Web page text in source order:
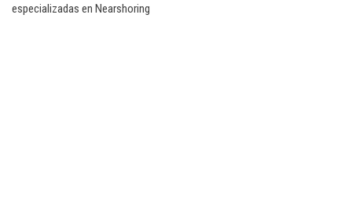
especializadas en Nearshoring